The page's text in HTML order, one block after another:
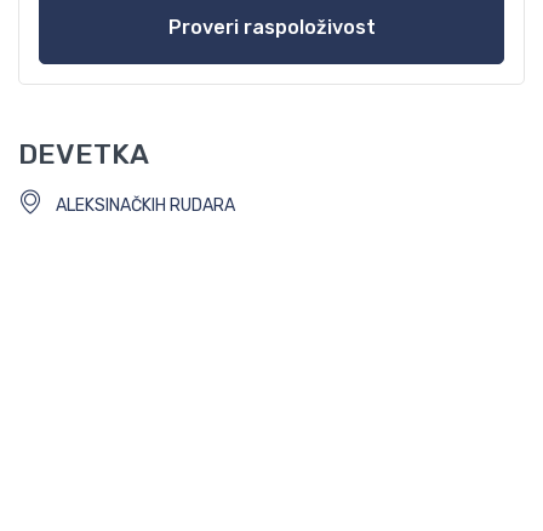
DEVETKA
ALEKSINAČKIH RUDARA
Proveri raspoloživost